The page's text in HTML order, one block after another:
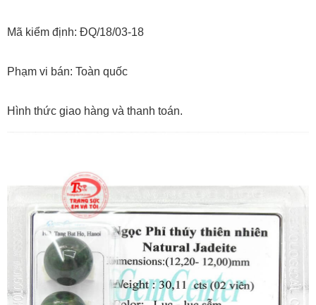
Mã kiểm định: ĐQ/18/03-18
Phạm vi bán: Toàn quốc
Hình thức giao hàng và thanh toán.